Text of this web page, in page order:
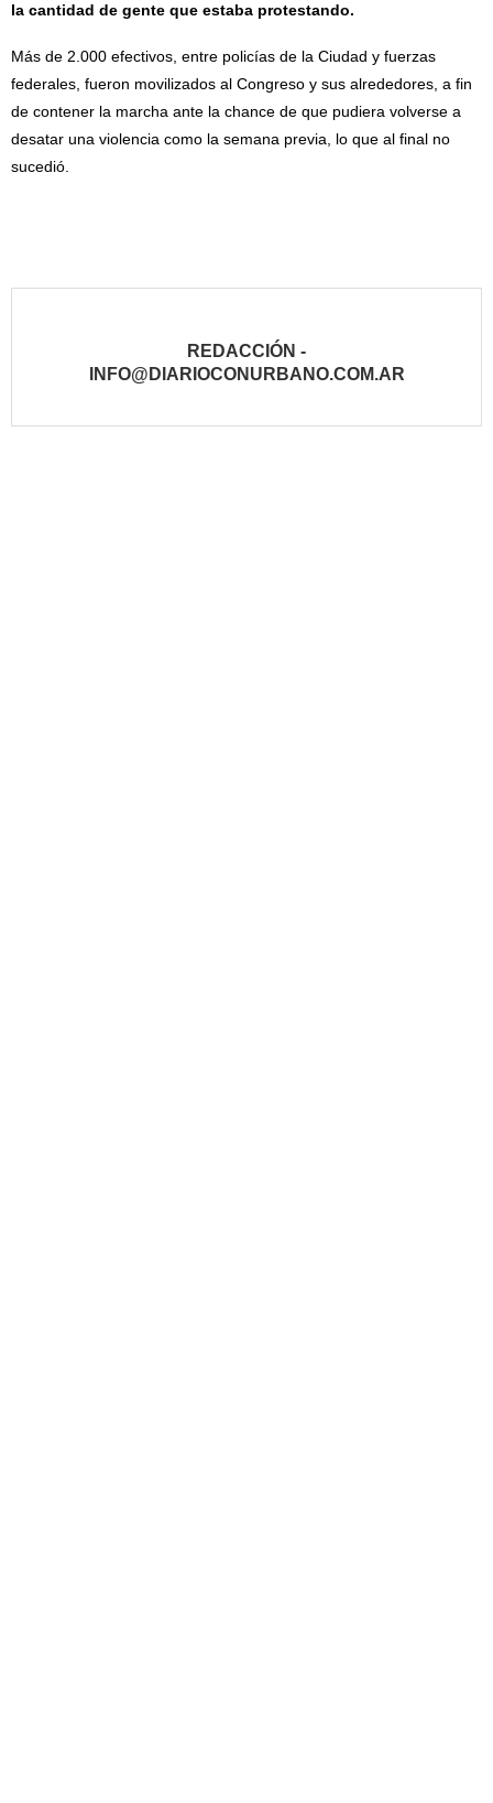
la cantidad de gente que estaba protestando.
Más de 2.000 efectivos, entre policías de la Ciudad y fuerzas
federales, fueron movilizados al Congreso y sus alrededores, a fin
de contener la marcha ante la chance de que pudiera volverse a
desatar una violencia como la semana previa, lo que al final no
sucedió.
REDACCIÓN -
INFO@DIARIOCONURBANO.COM.AR